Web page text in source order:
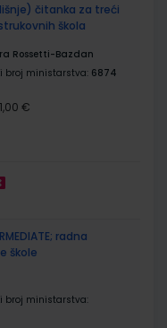
čitanka za treći
škola
Rossetti-Bazdan
broj ministarstva: 6874
€
radna
škole
broj ministarstva: